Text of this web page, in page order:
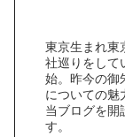
東京生まれ東
社巡りをして
始。昨今の御
についての魅
当ブログを開
す。